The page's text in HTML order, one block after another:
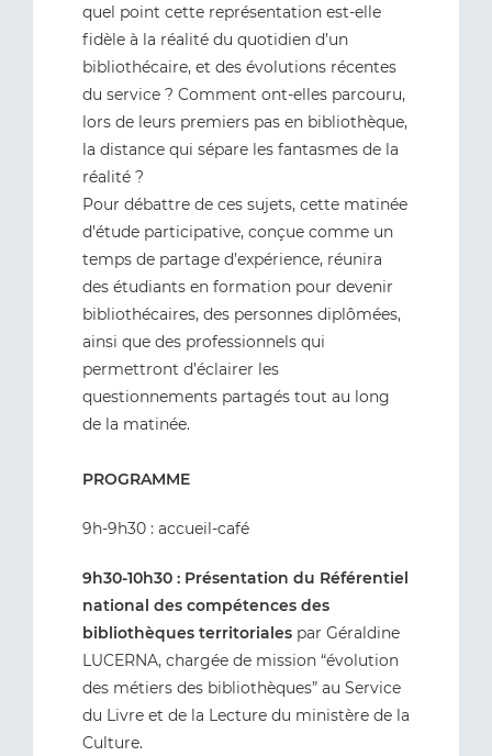
quel point cette représentation est-elle
fidèle à la réalité du quotidien d’un
bibliothécaire, et des évolutions récentes
du service ? Comment ont-elles parcouru,
lors de leurs premiers pas en bibliothèque,
la distance qui sépare les fantasmes de la
réalité ?
Pour débattre de ces sujets, cette matinée
d’étude participative, conçue comme un
temps de partage d’expérience, réunira
des étudiants en formation pour devenir
bibliothécaires, des personnes diplômées,
ainsi que des professionnels qui
permettront d’éclairer les
questionnements partagés tout au long
de la matinée.
PROGRAMME
9h-9h30 : accueil-café
9h30-10h30 : Présentation du Référentiel
national des compétences des
bibliothèques territoriales par Géraldine
LUCERNA, chargée de mission “évolution
des métiers des bibliothèques” au Service
du Livre et de la Lecture du ministère de la
Culture.